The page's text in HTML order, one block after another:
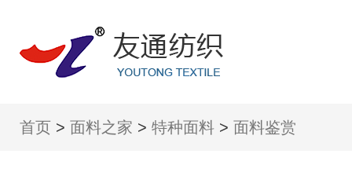
首页 > 面料之家 > 特种面料 > 面料鉴赏